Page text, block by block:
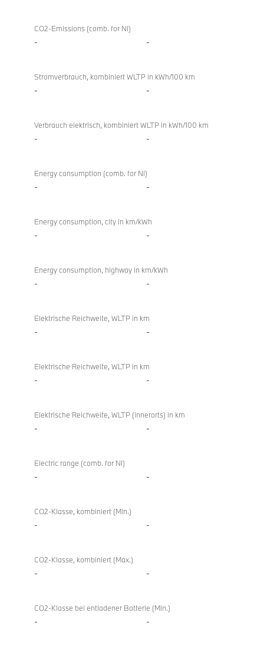
CO2-Emissions (comb. for NI)
- -
Stromverbrauch, kombiniert WLTP in kWh/100 km
- -
Verbrauch elektrisch, kombiniert WLTP in kWh/100 km
- -
Energy consumption (comb. for NI)
- -
Energy consumption, city in km/kWh
- -
Energy consumption, highway in km/kWh
- -
Elektrische Reichweite, WLTP in km
- -
Elektrische Reichweite, WLTP in km
- -
Elektrische Reichweite, WLTP (innerorts) in km
- -
Electric range (comb. for NI)
- -
CO2-Klasse, kombiniert (Min.)
- -
CO2-Klasse, kombiniert (Max.)
- -
CO2-Klasse bei entladener Batterie (Min.)
- -